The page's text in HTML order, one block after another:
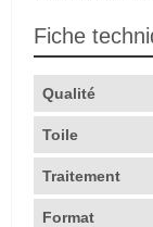
Fiche
Qualité
Toile
Traitement
Format